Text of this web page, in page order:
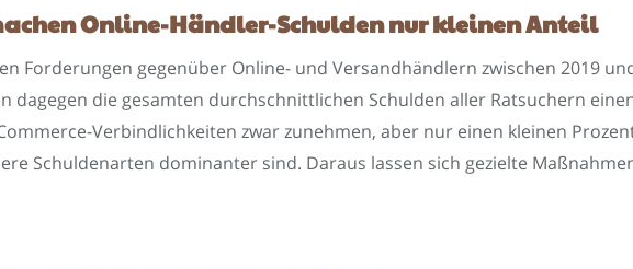
Online-Händler-Schulden nur kleinen Anteil
Forderungen gegenüber Online- und Versandhändlern zwischen 2019
dagegen die gesamten durchschnittlichen Schulden aller Ratsuchern
Verbindlichkeiten zwar zunehmen, aber nur einen kleinen
Schuldenarten dominanter sind. Daraus lassen sich gezielte